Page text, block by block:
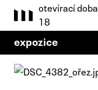
otevírací
18
expozice